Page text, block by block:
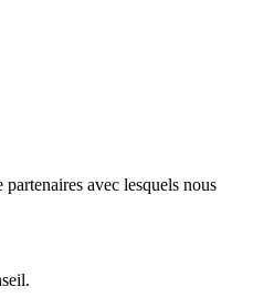
avec lesquels nous